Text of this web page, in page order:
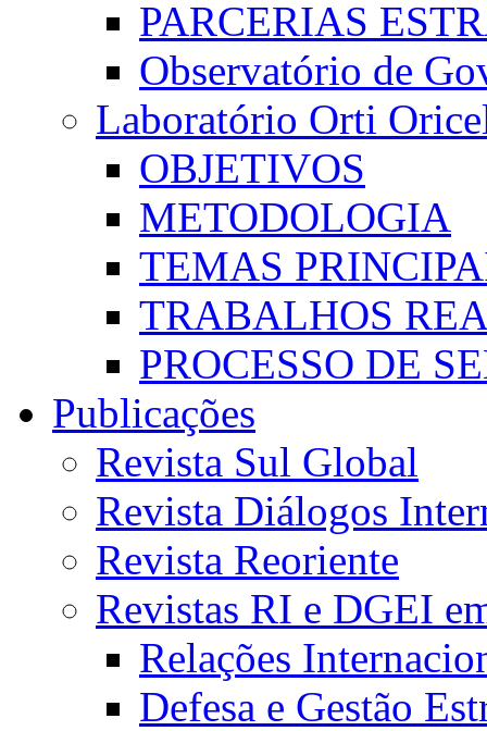
PARCERIAS
Observatório de
Laboratório Orti
OBJETIVOS
METODOLOGIA
TEMAS
TRABALHOS
PROCESSO DE
Publicações
Revista Sul Global
Revista Diálogos
Revista Reoriente
Revistas RI e DGEI
Relações
Defesa e Gestão